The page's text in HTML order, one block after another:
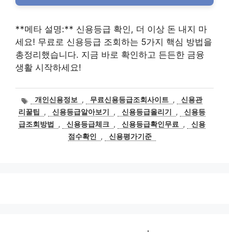
**메타 설명:** 신용등급 확인, 더 이상 돈 내지 마
세요! 무료로 신용등급 조회하는 5가지 핵심 방법을
총정리했습니다. 지금 바로 확인하고 든든한 금융
생활 시작하세요!
태
그
개인신용정보 , 무료신용등급조회사이트 ,
신용관
리꿀팁
, 신용등급알아보기 , 신용등급올리기 ,
신용등
급조회방법
, 신용등급체크 , 신용등급확인무료 ,
신용
점수확인
, 신용평가기준